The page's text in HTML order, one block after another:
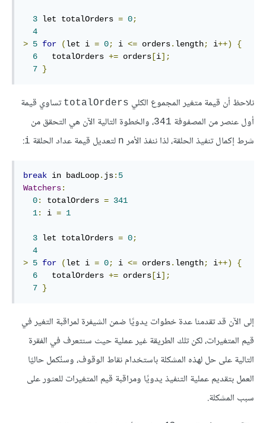
3 let totalOrders = 0;
4
> 5 for (let i = 0; i <= orders. length; i++)
{
6
   totalOrders
+= orders [i];
7 }
نلاحظ أن قيمة متغير المجموع الكلي ‎totalOrders‎ تساوي قيمة
أول عنصر من المصفوفة ‎341‎، والخطوة التالية الآن هي التحقق من
شرط إكمال تنفيذ الحلقة، لذا ننفذ الأمر ‎n‎ لتعديل قيمة عداد الحلقة ‎i‎
:
break in badLoop. js: 5
Watchers:
0: totalOrders = 341
1: i = 1
3 let totalOrders = 0;
4
> 5 for (let i = 0; i <= orders. length; i++)
{
6
   totalOrders
+= orders [i];
7 }
إلى الآن قد تقدمنا عدة خطوات يدويًا ضمن الشيفرة لمراقبة التغير في
قيم المتغيرات، لكن تلك الطريقة غير عملية حيث سنتعرف في الفقرة
التالية على حل لهذه المشكلة باستخدام نقاط الوقوف، وسنُكمل حاليًا
العمل بتقديم عملية التنفيذ يدويًا ومراقبة قيم المتغيرات للعثور على
سبب المشكلة.